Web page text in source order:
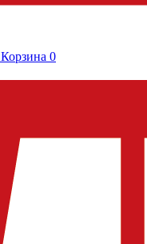
Корзина 0